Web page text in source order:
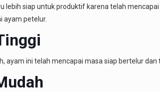
siap untuk produktif karena telah
ayam petelur.
ayam ini telah mencapai masa siap bertelur